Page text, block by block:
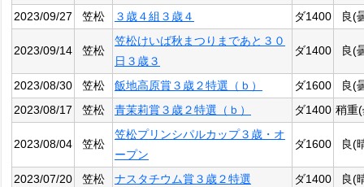
2023/09/27
笠松 ３歳４組３歳４ ダ1400 良(
2023/09/14 笠松
笠松けいば秋まつりまであと３０
日３歳３
ダ1400 良(
2023/08/30 笠松 飯地高原賞３歳２特選（ｂ） ダ1600
良(
2023/08/17
笠松 青茉莉賞３歳２特選（ｂ） ダ1400 稍重
2023/08/04 笠松
笠松プリンシパルカップ３歳・オ
ープン
ダ1600 良(
2023/07/20 笠松 ナスタチウム賞３歳２特選 ダ1400
良(